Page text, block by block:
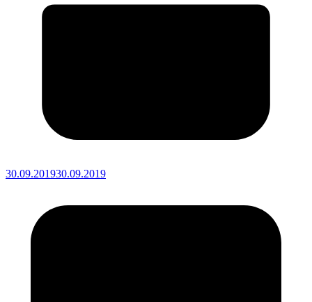
30.09.201930.09.2019